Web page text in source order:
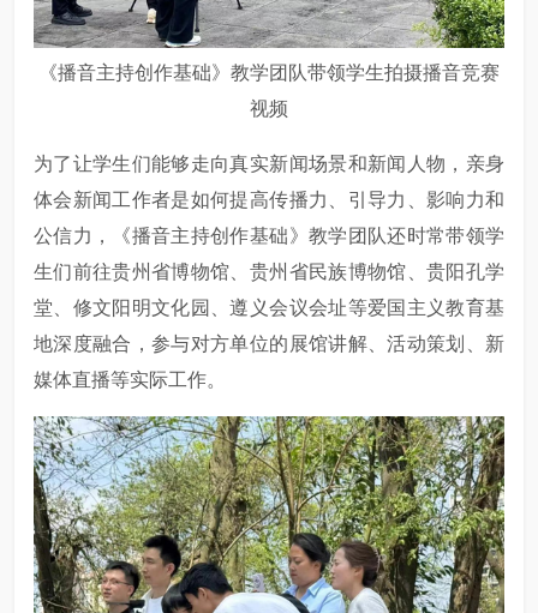
《播音主持创作基础》教学团队带领学生拍摄播音竞赛
视频
为了让学生们能够走向真实新闻场景和新闻人物，亲身
体会新闻工作者是如何提高传播力、引导力、影响力和
公信力，《播音主持创作基础》教学团队还时常带领学
生们前往贵州省博物馆、贵州省民族博物馆、贵阳孔学
堂、修文阳明文化园、遵义会议会址等爱国主义教育基
地深度融合，参与对方单位的展馆讲解、活动策划、新
媒体直播等实际工作。